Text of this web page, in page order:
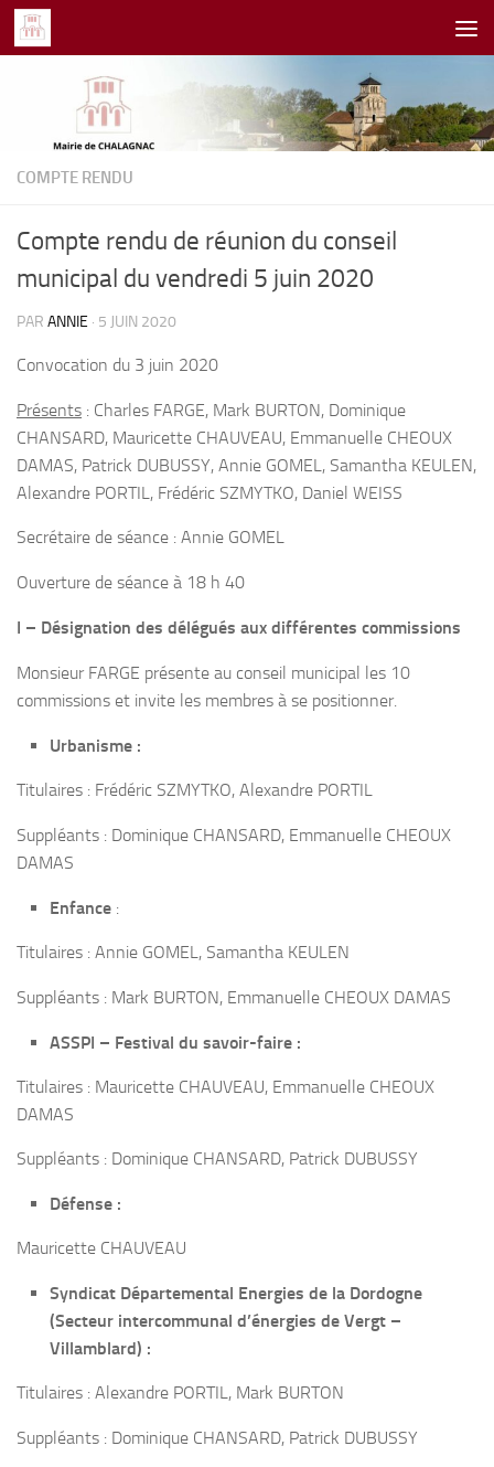
Skip to content
COMPTE RENDU
Compte rendu de réunion du conseil
municipal du vendredi 5 juin 2020
PAR ANNIE · 5 JUIN 2020
Convocation du 3 juin 2020
Présents : Charles FARGE, Mark BURTON, Dominique
CHANSARD, Mauricette CHAUVEAU, Emmanuelle CHEOUX
DAMAS, Patrick DUBUSSY, Annie GOMEL, Samantha KEULEN,
Alexandre PORTIL, Frédéric SZMYTKO, Daniel WEISS
Secrétaire de séance : Annie GOMEL
Ouverture de séance à 18 h 40
I – Désignation des délégués aux différentes commissions
Monsieur FARGE présente au conseil municipal les 10
commissions et invite les membres à se positionner.
Urbanisme :
Titulaires : Frédéric SZMYTKO, Alexandre PORTIL
Suppléants : Dominique CHANSARD, Emmanuelle CHEOUX
DAMAS
Enfance :
Titulaires : Annie GOMEL, Samantha KEULEN
Suppléants : Mark BURTON, Emmanuelle CHEOUX DAMAS
ASSPI – Festival du savoir-faire :
Titulaires : Mauricette CHAUVEAU, Emmanuelle CHEOUX
DAMAS
Suppléants : Dominique CHANSARD, Patrick DUBUSSY
Défense :
Mauricette CHAUVEAU
Syndicat Départemental Energies de la Dordogne
(Secteur intercommunal d’énergies de Vergt –
Villamblard) :
Titulaires : Alexandre PORTIL, Mark BURTON
Suppléants : Dominique CHANSARD, Patrick DUBUSSY